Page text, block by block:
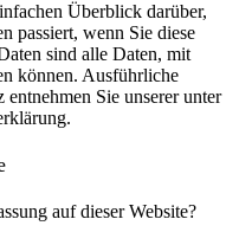
Überblick darüber,
passiert, wenn Sie diese
sind alle Daten, mit
können. Ausführliche
Sie unserer unter
auf dieser Website?